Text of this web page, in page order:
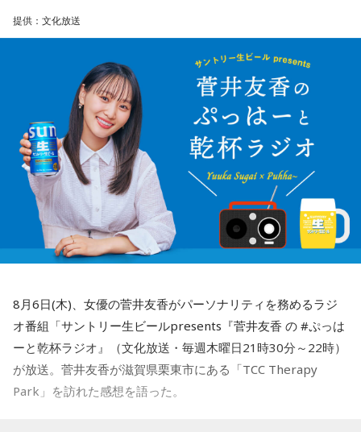
提供：文化放送
8月6日(木)、女優の菅井友香がパーソナリティを務めるラジ
オ番組「サントリー生ビールpresents『菅井友香 の #ぷっは
ーと乾杯ラジオ』（文化放送・毎週木曜日21時30分～22時）
が放送。菅井友香が滋賀県栗東市にある「TCC Therapy
Park」を訪れた感想を語った。